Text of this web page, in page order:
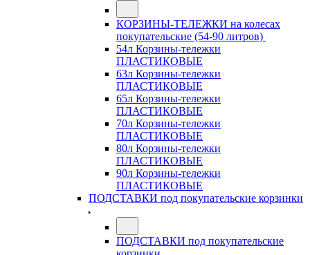
КОРЗИНЫ-ТЕЛЕЖКИ на колесах
покупательские (54-90 литров)
54л Корзины-тележки
ПЛАСТИКОВЫЕ
63л Корзины-тележки
ПЛАСТИКОВЫЕ
65л Корзины-тележки
ПЛАСТИКОВЫЕ
70л Корзины-тележки
ПЛАСТИКОВЫЕ
80л Корзины-тележки
ПЛАСТИКОВЫЕ
90л Корзины-тележки
ПЛАСТИКОВЫЕ
ПОДСТАВКИ под покупательские корзинки
ПОДСТАВКИ под покупательские